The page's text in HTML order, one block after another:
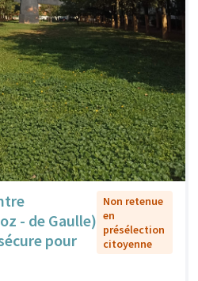
- de Gaulle)
pour
Non retenue
en
présélection
citoyenne